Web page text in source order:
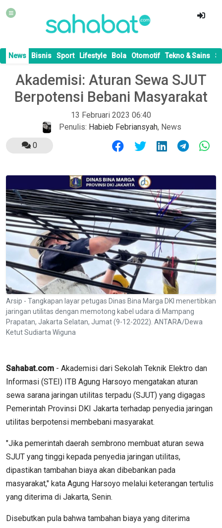
News Bisnis Sport Lifestyle Bola Otomotif Tekno & Sains
Akademisi: Aturan Sewa SJUT
Berpotensi Bebani Masyarakat
13 Februari 2023 06:40
Penulis: Habieb Febriansyah, News
0
Arsip - Tangkapan layar petugas Dinas Bina Marga DKI menertibkan
jaringan utilitas dengan memotong kabel udara di Mampang
Prapatan, Jakarta Selatan, Jumat (9-12-2022). ANTARA/Dewa
Ketut Sudiarta Wiguna
Sahabat.com - Akademisi dari Sekolah Teknik Elektro dan
Informasi (STEI) ITB Agung Harsoyo mengatakan aturan
sewa sarana jaringan utilitas terpadu (SJUT) yang digagas
Pemerintah Provinsi DKI Jakarta terhadap penyedia jaringan
utilitas berpotensi membebani masyarakat.
"Jika pemerintah daerah sembrono membuat aturan sewa
SJUT yang tinggi kepada penyedia jaringan utilitas,
dipastikan tambahan biaya akan dibebankan pada
masyarakat," kata Agung Harsoyo melalui keterangan tertulis
yang diterima di Jakarta, Senin.
Disebutkan pula bahwa tambahan biaya yang diterima